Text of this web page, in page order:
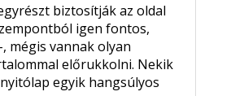
biztosítják az oldal
igen fontos,
mégis vannak olyan
előrukkolni. Nekik
egyik hangsúlyos